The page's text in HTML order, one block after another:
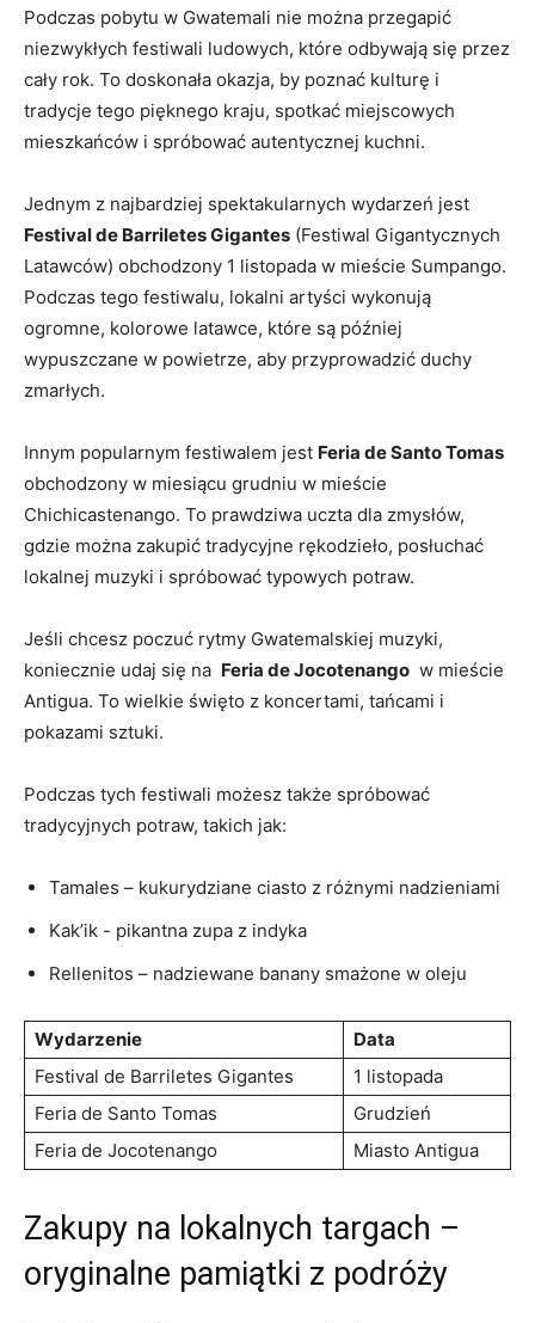
Podczas pobytu‌ w Gwatemali nie można przegapić
niezwykłych festiwali ludowych,⁤ które odbywają się ‍przez
⁢cały rok.⁣ To doskonała⁣ okazja, ⁢by poznać kulturę ⁤i⁢
tradycje tego pięknego kraju, spotkać miejscowych
mieszkańców i spróbować ⁤autentycznej kuchni.
Jednym‍ z najbardziej spektakularnych wydarzeń jest
Festival de Barriletes Gigantes (Festiwal ⁤Gigantycznych
⁢Latawców) obchodzony 1 listopada w mieście Sumpango.
Podczas⁣ tego festiwalu, lokalni artyści wykonują
ogromne, kolorowe latawce, które są‌ później
wypuszczane ⁤w powietrze, aby przyprowadzić‌ duchy
zmarłych.
Innym popularnym⁣ festiwalem⁤ jest Feria de​ Santo Tomas
obchodzony w⁤ miesiącu grudniu w mieście
Chichicastenango. To prawdziwa ⁢uczta dla zmysłów,⁣
gdzie można zakupić tradycyjne rękodzieło, ⁣posłuchać⁤
lokalnej⁢ muzyki i spróbować typowych potraw.
Jeśli chcesz‌ poczuć rytmy‍ Gwatemalskiej muzyki,
koniecznie udaj się na ⁢ Feria de Jocotenango ​ w mieście⁣
Antigua. To wielkie⁢ święto⁣ z koncertami, tańcami i
pokazami⁢ sztuki.
Podczas tych festiwali możesz ⁢także spróbować
⁤tradycyjnych​ potraw, takich jak:‍
Tamales‍ – ‍kukurydziane ciasto⁤ z‌ różnymi nadzieniami
Kak’ik ‍-‍ pikantna zupa z indyka
Rellenitos – ⁤nadziewane banany smażone w oleju
Wydarzenie
Data
Festival de Barriletes​ Gigantes
1 listopada
Feria de Santo Tomas
Grudzień
Feria de Jocotenango
Miasto Antigua
Zakupy ‍na ​lokalnych targach –
oryginalne‌ pamiątki z podróży